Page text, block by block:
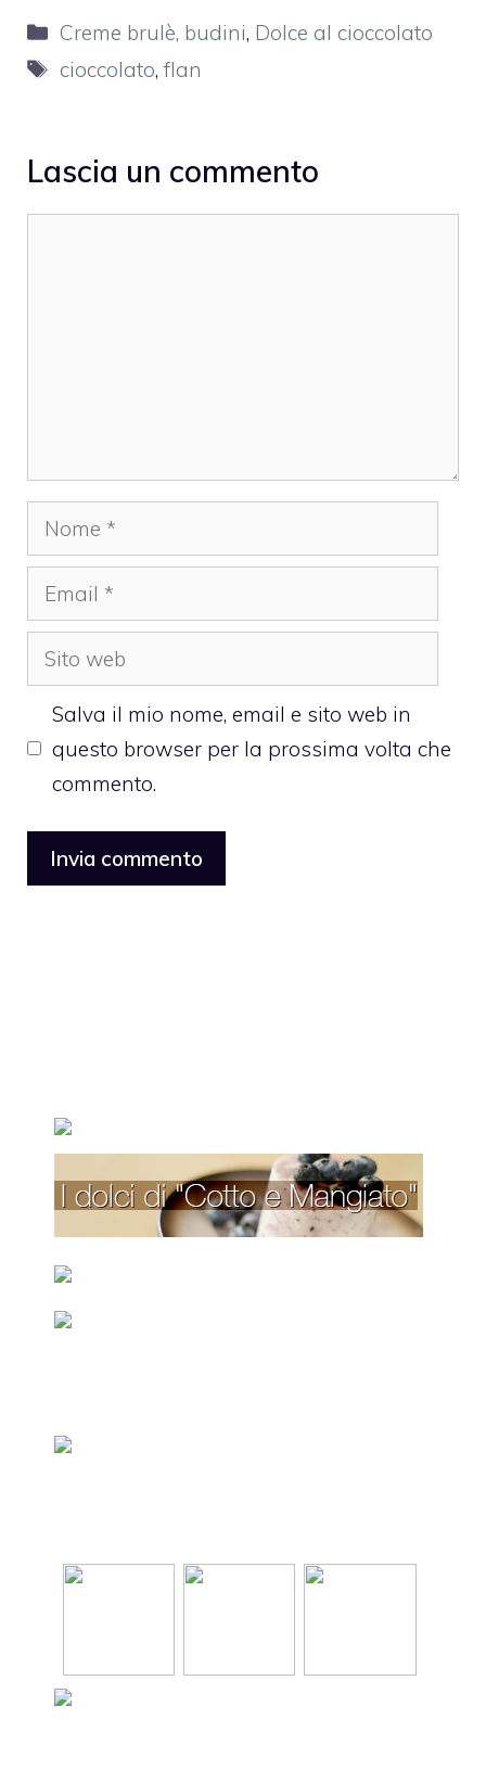
Categorie
Creme brulè, budini, Dolce al cioccolato
Tag
cioccolato,flan
Lascia un commento
Nome
Email
Sito
web
Salva il mio nome, email e sito web in
questo browser per la prossima volta che
commento.